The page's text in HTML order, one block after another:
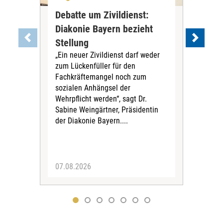
Debatte um Zivildienst:
Diakonie Bayern bezieht
Stellung
„Ein neuer Zivildienst darf weder
zum Lückenfüller für den
Fachkräftemangel noch zum
sozialen Anhängsel der
Wehrpflicht werden“, sagt Dr.
Sabine Weingärtner, Präsidentin
der Diakonie Bayern....
07.08.2026